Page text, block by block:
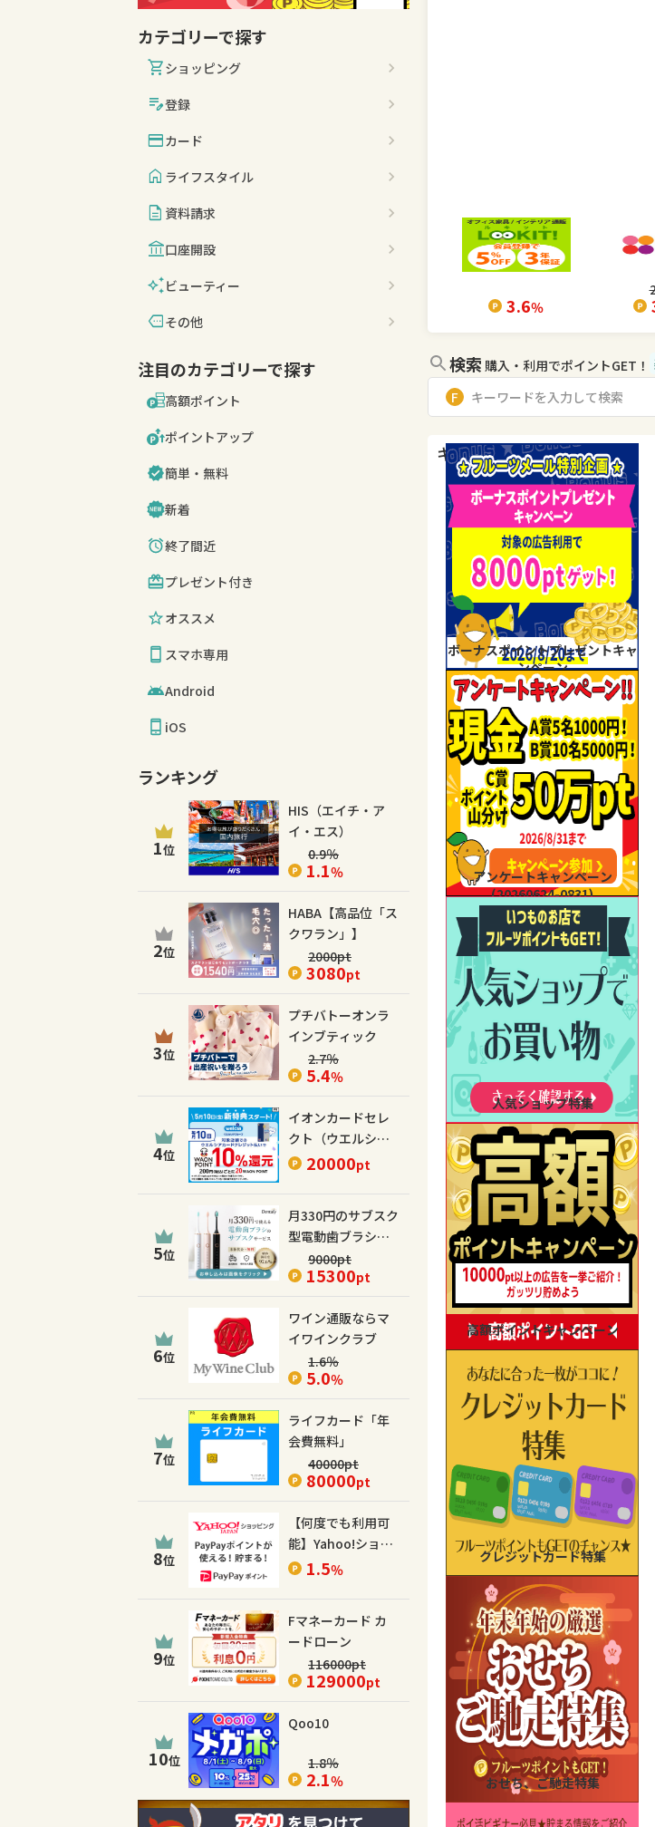
カテゴリーで探す
shopping_cartショッピング
edit_note登録
credit_cardカード
home ライフスタイル
description 資料請求
account_balance口座開設
auto_awesomeビューティー
moreその他
注目のカテゴリーで探す
高額ポイント
ポイントアップ
簡単・無料
新着
終了間近
プレゼント付き
オススメ
スマホ専用
Android
iOS
ランキング
1位
HIS（エイチ・ア
イ・エス）
0.9％
1.1％
2位
HABA【高品位「ス
クワラン」】
2000pt
3080pt
3位
プチバトーオンラ
インブティック
2.7％
5.4％
4位
イオンカードセレ
クト（ウエルシア
カード）
20000pt
5位
月330円のサブスク
型電動歯ブラシ
【Dentaly】
9000pt
15300pt
6位
ワイン通販ならマ
イワインクラブ
1.6％
5.0％
7位
ライフカード「年
会費無料」
40000pt
80000pt
8位
【何度でも利用可
能】Yahoo!ショッ
ピング
1.5％
9位
Fマネーカード カ
ードローン
116000pt
129000pt
10位
Qoo10
1.8％
2.1％
3.6％
検索 購入・利用でポイントGET！
キャンペーン・特集
ボーナスポイントプレゼントキャ
ンペーン
アンケートキャンペーン
(20260624-0831)
人気ショップ特集
高額ポイントキャンペーン
クレジットカード特集
おせち、ご馳走特集